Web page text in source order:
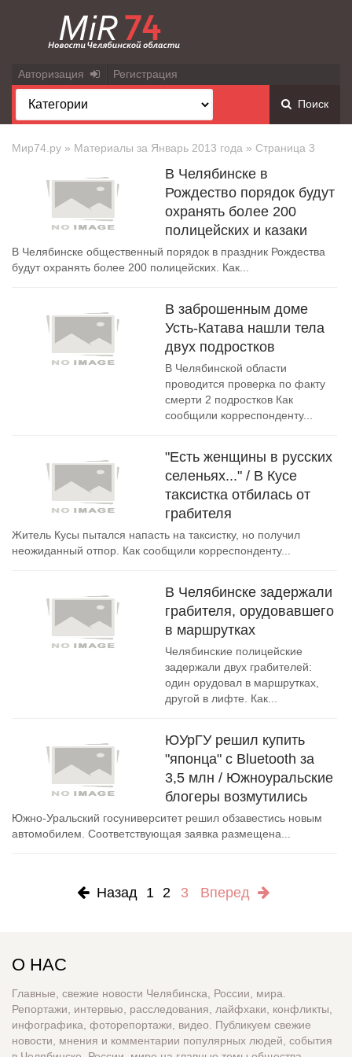
Авторизация Регистрация
Поиск
Мир74.ру » Материалы за Январь 2013 года » Страница 3
В Челябинске в
Рождество порядок будут
охранять более 200
полицейских и казаки
В Челябинске общественный порядок в праздник Рождества
будут охранять более 200 полицейских. Как...
В заброшенным доме
Усть-Катава нашли тела
двух подростков
В Челябинской области
проводится проверка по факту
смерти 2 подростков Как
сообщили корреспонденту...
"Есть женщины в русских
селеньях..." / В Кусе
таксистка отбилась от
грабителя
Житель Кусы пытался напасть на таксистку, но получил
неожиданный отпор. Как сообщили корреспонденту...
В Челябинске задержали
грабителя, орудовавшего
в маршрутках
Челябинские полицейские
задержали двух грабителей:
один орудовал в маршрутках,
другой в лифте. Как...
ЮУрГУ решил купить
"японца" с Bluetooth за
3,5 млн / Южноуральские
блогеры возмутились
Южно-Уральский госуниверситет решил обзавестись новым
автомобилем. Соответствующая заявка размещена...
Назад 1 2 3 Вперед
О НАС
Главные, свежие новости Челябинска, России, мира.
Репортажи, интервью, расследования, лайфхаки, конфликты,
инфографика, фоторепортажи, видео. Публикуем свежие
новости, мнения и комментарии популярных людей, события